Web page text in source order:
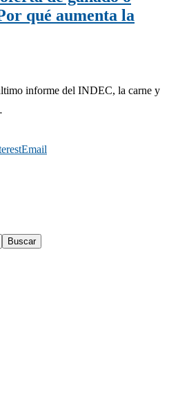
qué aumenta la
informe del INDEC, la carne y
Email
Buscar